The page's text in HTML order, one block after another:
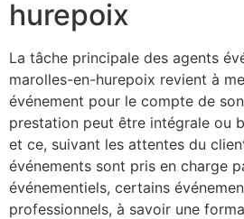
hurepoix
La tâche principale des agents
marolles-en-hurepoix revient à
événement pour le compte de
prestation peut être intégrale ou
et ce, suivant les attentes du
événements sont pris en charge
événementiels, certains
professionnels, à savoir une